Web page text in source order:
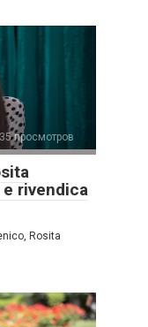
просмотров
rivendica
Rosita